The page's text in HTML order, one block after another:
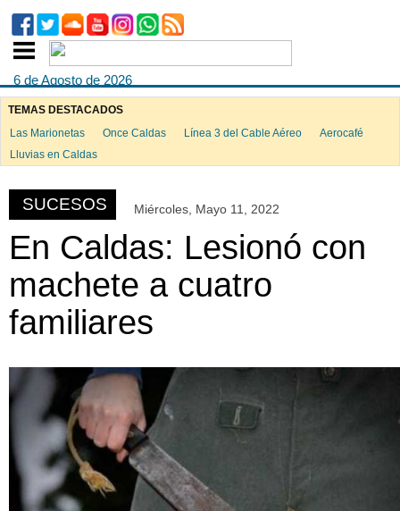
6 de Agosto de 2026
TEMAS DESTACADOS
Las Marionetas
Once Caldas Línea 3 del Cable Aéreo
Aerocafé
Lluvias en Caldas
SUCESOS Miércoles, Mayo 11, 2022
En Caldas: Lesionó con
machete a cuatro
familiares